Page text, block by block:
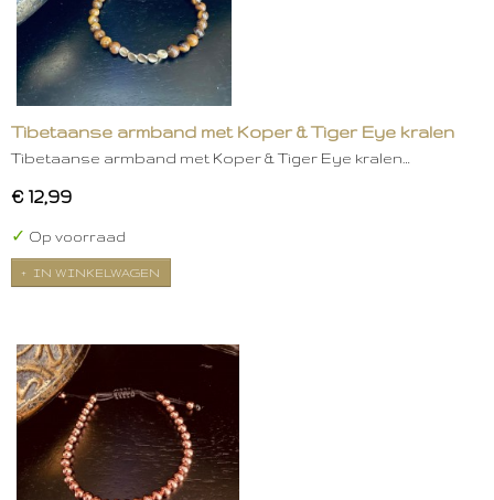
Tibetaanse armband met Koper & Tiger Eye kralen
Tibetaanse armband met Koper & Tiger Eye kralen…
€ 12,99
✓ Op voorraad
IN WINKELWAGEN